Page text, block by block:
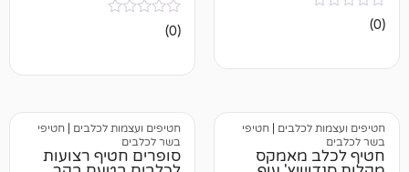
|חטיפי
מאמקס
חטיפים ועצמות לכלבים|חטיפי
סופרים חטיף רצועות